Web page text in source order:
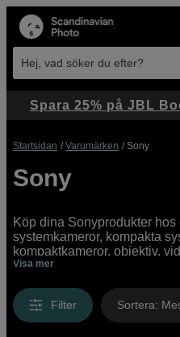
Hej, vad söker du efter?
Startsidan Varumärken Sony
Sony
Köp dina Sonyprodukter
systemkameror, kompakta
kompaktkameror, objektiv,
och tillbehör från Sony både
till proffesionella high end-
Visa mer
Filter Sortera:
Spara 25% på JBL